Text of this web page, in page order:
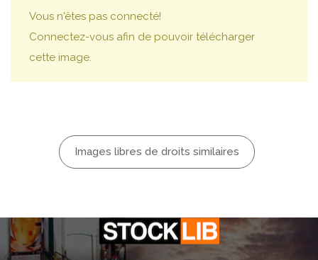
Vous n'êtes pas connecté!
Connectez-vous afin de pouvoir télécharger
cette image.
Images libres de droits similaires